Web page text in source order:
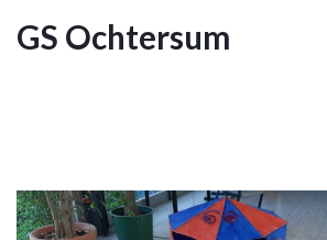
GS Ochtersum